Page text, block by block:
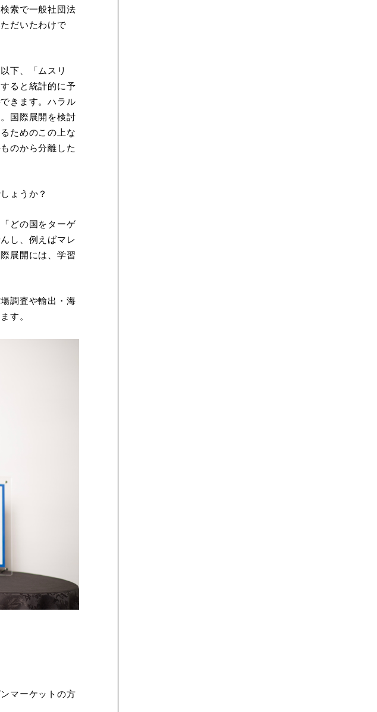
索で一般社団法
だいたわけで
下、「ムスリ
ると統計的に予
きます。ハラル
国際展開を検討
ためのこの上な
のから分離した
ょうか？
どの国をターゲ
し、例えばマレ
展開には、学習
調査や輸出・海
す。
マーケットの方